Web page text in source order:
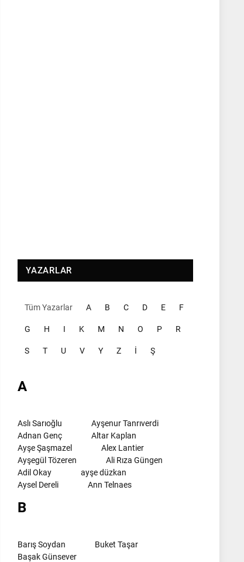
YAZARLAR
Tüm Yazarlar A B C D E F
G H I K M N O P R
S T U V Y Z İ Ş
A
Aslı Sarıoğlu
Ayşenur Tanrıverdi
Adnan Genç
Altar Kaplan
Ayşe Şaşmazel
Alex Lantier
Ayşegül Tözeren
Ali Rıza Güngen
Adil Okay
ayşe düzkan
Aysel Dereli
Ann Telnaes
B
Barış Soydan
Buket Taşar
Başak Günsever